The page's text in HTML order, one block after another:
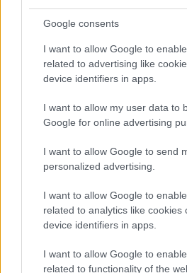
Google consents
I want to allow Google to
related to advertising like
device identifiers in apps.
I want to allow my user data to
Google for online advertising
I want to allow Google to send
personalized advertising.
I want to allow Google to
related to analytics like cookies
device identifiers in apps.
I want to allow Google to
related to functionality of the
prioriteti. Da li je to izbor
većem dijelu Evrope, ili
- u smislu vremenskog
ovlaštenja i budućnosti
reći", smatra on.
Kada je riječ o evropskom
smatra da je on očigledno u
"Sve to se dešava u trenutku
budućnosti EU i procesu
zvuči prilično isprazno - ne
u BiH, već i među građanima